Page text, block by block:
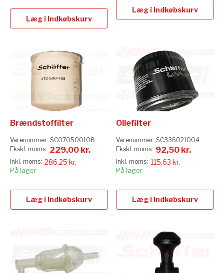
Læg i Indkøbskurv
Læg i Indkøbskurv
286,25 kr.
229,00 kr.
Brændstoffilter
Varenummer: SC070500108
På lager
Læg i Indkøbskurv
115,63 kr.
92,50 kr.
Oliefilter
Varenummer: SC336021004
På lager
Læg i Indkøbskurv